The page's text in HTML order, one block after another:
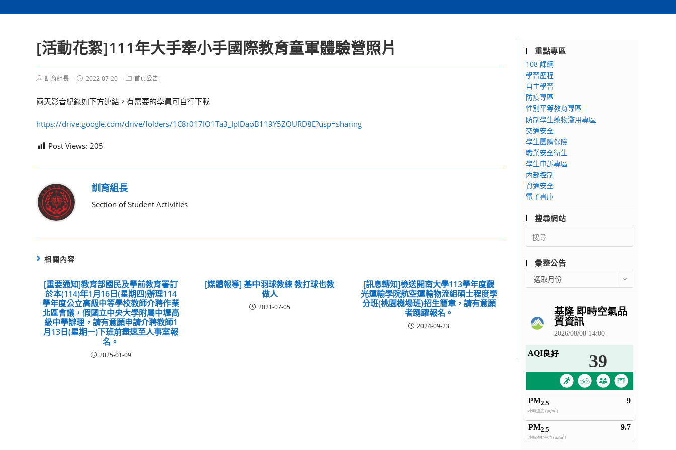
[活動花絮]111年大手牽小手國際教育童軍體驗營照片
Post訓育組長
Post2022-07-20
Post首頁公告
兩天影音紀錄如下方連結，有需要的學員可自行下載
https://drive.google.com/drive/folders/1C8r017IO1Ta3_IpIDaoB119Y5ZOURD8E?usp=sharing
Post Views: 205
訓育組長
Section of Student Activities
相關內容
[重要通知]教育部國民及學前教育署訂
於本(114)年1月16日(星期四)辦理114
學年度公立高級中等學校教師介聘作業
北區會議，假國立中央大學附屬中壢高
級中學辦理，請有意願申請介聘教師1
月13日(星期一)下班前盡速至人事室報
名。
2025-01-09
[媒體報導] 基中羽球教練 教打球也教
做人
2021-07-05
[訊息轉知]檢送開南大學113學年度觀
光運輸學院航空運輸物流組碩士程度學
分班(桃園機場班)招生簡章，請有意願
者踴躍報名。
2024-09-23
重點專區
108 課綱
學習歷程
自主學習
防疫專區
性別平等教育專區
防制學生藥物濫用專區
交通安全
學生團體保險
職業安全衛生
學生申訴專區
內部控制
資通安全
電子書庫
搜尋網站
Search
for:
彙整公告
整
選取月份